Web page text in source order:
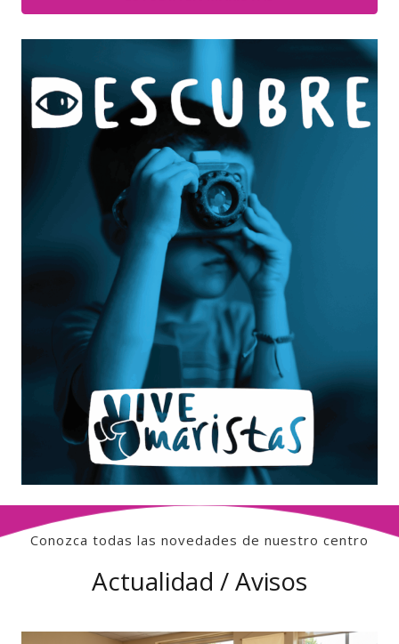
Conozca todas las novedades de nuestro centro
Actualidad / Avisos